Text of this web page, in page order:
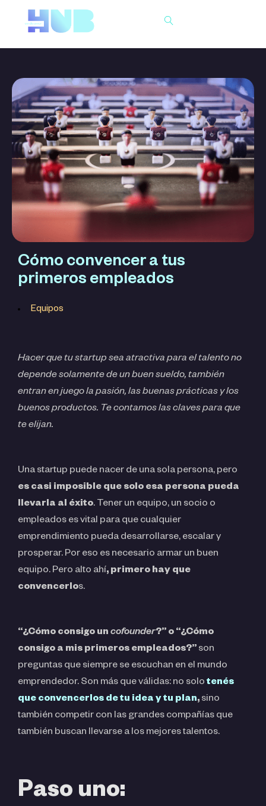
Cómo convencer a tus
primeros empleados
Equipos
Hacer que tu startup sea atractiva para el talento no
depende solamente de un buen sueldo, también
entran en juego la pasión, las buenas prácticas y los
buenos productos. Te contamos las claves para que
te elijan.
Una startup puede nacer de una sola persona, pero
es casi imposible que solo esa persona pueda
llevarla al éxito. Tener un equipo, un socio o
empleados es vital para que cualquier
emprendimiento pueda desarrollarse, escalar y
prosperar. Por eso es necesario armar un buen
equipo. Pero alto ahí, primero hay que
convencerlos.
“¿Cómo consigo un cofounder?” o “¿Cómo
consigo a mis primeros empleados?” son
preguntas que siempre se escuchan en el mundo
emprendedor. Son más que válidas: no solo tenés
que convencerlos de tu idea y tu plan, sino
también competir con las grandes compañías que
también buscan llevarse a los mejores talentos.
Paso uno: